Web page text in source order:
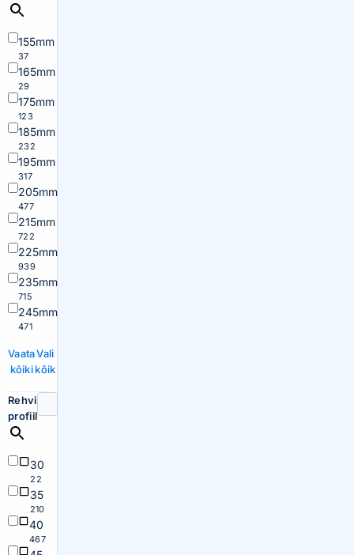
155mm
37
165mm
29
175mm
123
185mm
232
195mm
317
205mm
477
215mm
722
225mm
939
235mm
715
245mm
471
Vaata
kõiki
Vali
kõik
Rehvi
profiil
30
22
35
210
40
467